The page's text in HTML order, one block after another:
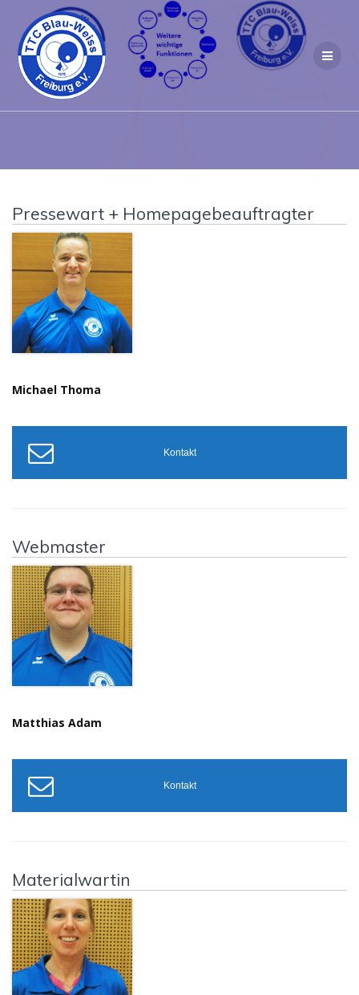
Pressewart + Homepagebeauftragter
Michael Thoma
Kontakt
Webmaster
Matthias Adam
Kontakt
Materialwartin